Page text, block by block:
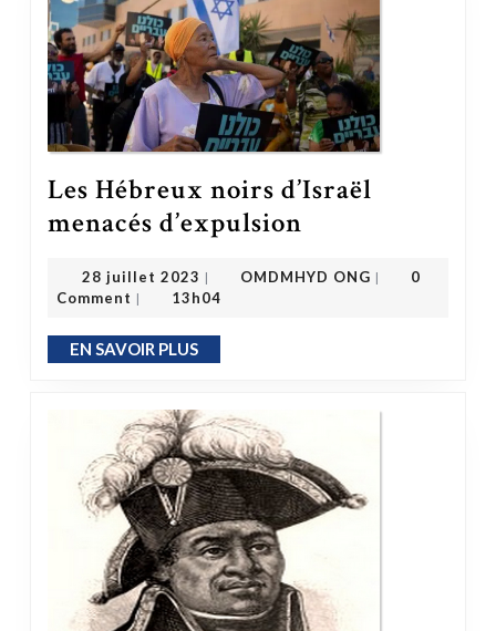
Les Hébreux noirs d’Israël
menacés d’expulsion
28 juillet 2023 28 juillet 2023
| OMDMHYD ONG |
0
Comment | 13h04
EN SAVOIR PLUSEN SAVOIR PLUS